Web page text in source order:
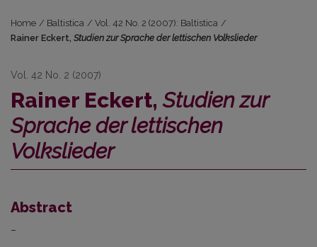
Home / Baltistica / Vol. 42 No. 2 (2007): Baltistica /
Rainer Eckert, Studien zur Sprache der lettischen Volkslieder
Vol. 42 No. 2 (2007)
Rainer Eckert,Studien zur
Sprache der lettischen
Volkslieder
Abstract
–